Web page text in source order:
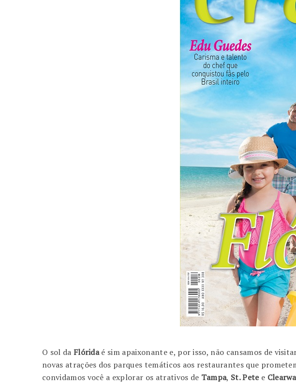
O sol da Flóridaé sim apaixonante e, por isso, não cansamos de
novas atrações dos parques temáticos aos restaurantes que
convidamos você a explorar os atrativos de Tampa, St. Petee